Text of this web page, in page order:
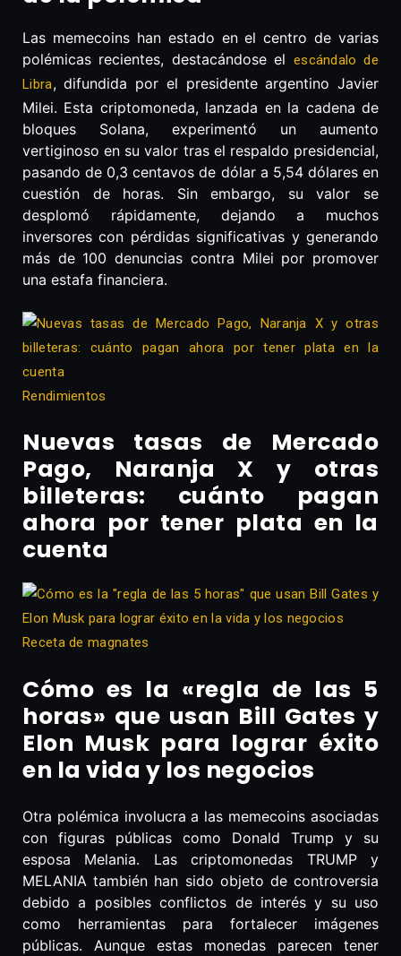
Las memecoins han estado en el centro de varias
polémicas recientes, destacándose el escándalo de
Libra, difundida por el presidente argentino Javier
Milei. Esta criptomoneda, lanzada en la cadena de
bloques Solana, experimentó un aumento
vertiginoso en su valor tras el respaldo presidencial,
pasando de 0,3 centavos de dólar a 5,54 dólares en
cuestión de horas. Sin embargo, su valor se
desplomó rápidamente, dejando a muchos
inversores con pérdidas significativas y generando
más de 100 denuncias contra Milei por promover
una estafa financiera.
Rendimientos
Nuevas tasas de Mercado
Pago, Naranja X y otras
billeteras: cuánto pagan
ahora por tener plata en la
cuenta
Receta de magnates
Cómo es la «regla de las 5
horas» que usan Bill Gates y
Elon Musk para lograr éxito
en la vida y los negocios
Otra polémica involucra a las memecoins asociadas
con figuras públicas como Donald Trump y su
esposa Melania. Las criptomonedas TRUMP y
MELANIA también han sido objeto de controversia
debido a posibles conflictos de interés y su uso
como herramientas para fortalecer imágenes
públicas. Aunque estas monedas parecen tener